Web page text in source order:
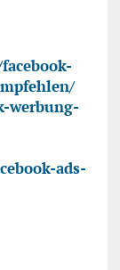
werbung-
ads-